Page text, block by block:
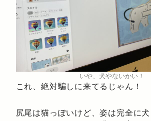
いや、犬やないかい！
これ、絶対騙しに来てるじゃん！
尻尾は猫っぽいけど、姿は完全に犬